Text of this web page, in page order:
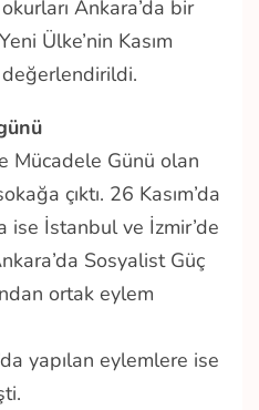
Ankara’da bir
Ülke’nin Kasım
değerlendirildi.
Mücadele Günü olan
çıktı. 26 Kasım’da
ise İstanbul ve İzmir’de
Sosyalist Güç
ortak eylem
yapılan eylemlere ise